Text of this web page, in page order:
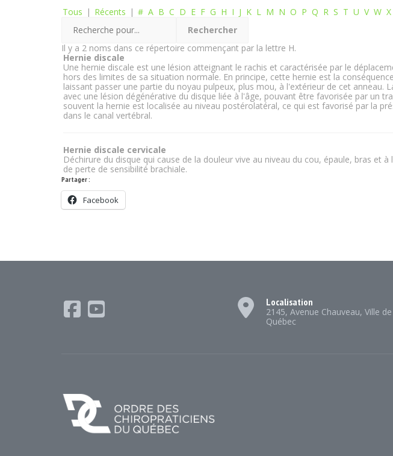
Tous | Récents | # A B C D E F G H I J K L M N O P Q R S T U V W X
Il y a 2 noms dans ce répertoire commençant par la lettre H.
Hernie discale
Une hernie discale est une lésion atteignant le rachis et caractérisée par le
hors des limites de sa situation normale. En principe, cette hernie est la
laissant passer une partie du noyau pulpeux, plus mou, à l'extérieur de cet anneau.
avec une lésion dégénérative du disque liée à l'âge, pouvant être favorisée par un
souvent la hernie est localisée au niveau postérolatéral, ce qui est favorisé par la
dans le canal vertébral.
Hernie discale cervicale
Déchirure du disque qui cause de la douleur vive au niveau du cou, épaule, bras et
de perte de sensibilité brachiale.
Partager :
Facebook
Localisation
2145, Avenue Chauveau, Ville de
Québec